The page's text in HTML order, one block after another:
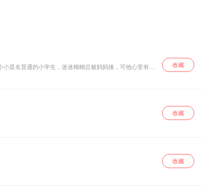
大大的现实交织碰撞，成长的烦恼、现实的困惑接踵而
名儿童文学作家常新港历时2年，再次发力创作的长篇小
收藏
收藏
收藏